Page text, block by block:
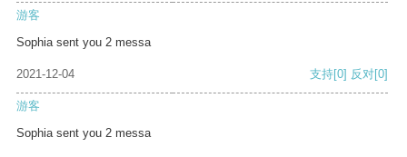
游客
Sophia sent you 2 messa
2021-12-04 支持[0] 反对[0]
游客
Sophia sent you 2 messa